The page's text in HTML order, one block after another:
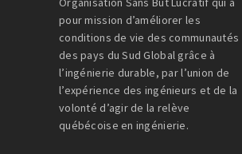
pour mission d’améliorer les
conditions de vie des communautés
des pays du Sud Global grâce à
l’ingénierie durable, par l’union de
l’expérience des ingénieurs et de la
volonté d’agir de la relève
québécoise en ingénierie.